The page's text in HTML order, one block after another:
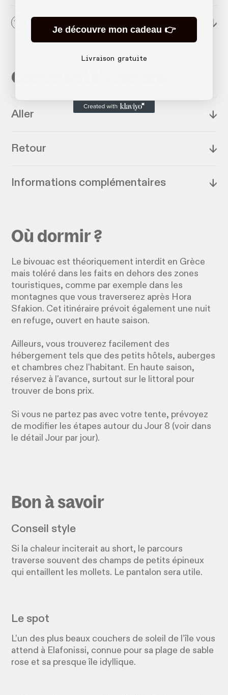
17 Jour 17 : Archanes → Heraklion ↓
Comment s'y rendre
Aller ↓
Retour ↓
Informations complémentaires ↓
Où dormir ?
Le bivouac est théoriquement interdit en Grèce
mais toléré dans les faits en dehors des zones
touristiques, comme par exemple dans les
montagnes que vous traverserez après Hora
Sfakion. Cet itinéraire prévoit également une nuit
en refuge, ouvert en haute saison.
Ailleurs, vous trouverez facilement des
hébergement tels que des petits hôtels, auberges
et chambres chez l'habitant. En haute saison,
réservez à l'avance, surtout sur le littoral pour
trouver de bons prix.
Si vous ne partez pas avec votre tente, prévoyez
de modifier les étapes autour du Jour 8 (voir dans
le détail Jour par jour).
Bon à savoir
Conseil style
Si la chaleur inciterait au short, le parcours
traverse souvent des champs de petits épineux
qui entaillent les mollets. Le pantalon sera utile.
Le spot
L’un des plus beaux couchers de soleil de l’île vous
attend à Elafonissi, connue pour sa plage de sable
rose et sa presque île idyllique.
Je découvre mon cadeau 👉
Livraison gratuite